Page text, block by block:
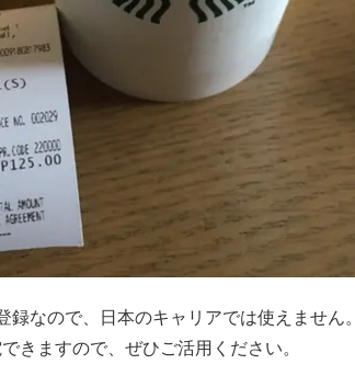
なので、日本のキャリアでは使えません。
きますので、ぜひご活用ください。